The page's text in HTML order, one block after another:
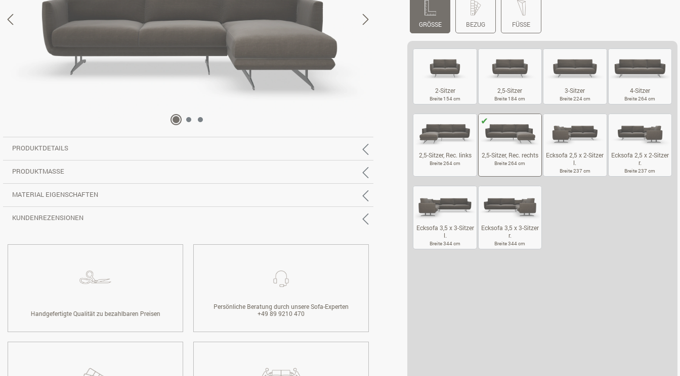
GRÖSSE BEZUG FÜSSE
2-Sitzer
Breite 154 cm
2,5-Sitzer
Breite 184 cm
3-Sitzer
Breite 224 cm
4-Sitzer
Breite 264 cm
2,5-Sitzer, Rec. links
Breite 264 cm
2,5-SITZER, REC. LINKS
2,5-Sitzer, Rec. rechts
Breite 264 cm
2,5-SITZER, REC. RECHTS
Ecksofa 2,5 x 2-Sitzer
l.
Breite 237 cm
Ecksofa 2,5 x 2-Sitzer
r.
Breite 237 cm
Ecksofa 3,5 x 3-Sitzer
l.
Breite 344 cm
Ecksofa 3,5 x 3-Sitzer
r.
Breite 344 cm
PRODUKTDETAILS
PRODUKTMASSE
MATERIAL EIGENSCHAFTEN
KUNDENREZENSIONEN
Handgefertigte Qualität zu bezahlbaren Preisen
Persönliche Beratung durch unsere Sofa-Experten
+49 89 9210 470